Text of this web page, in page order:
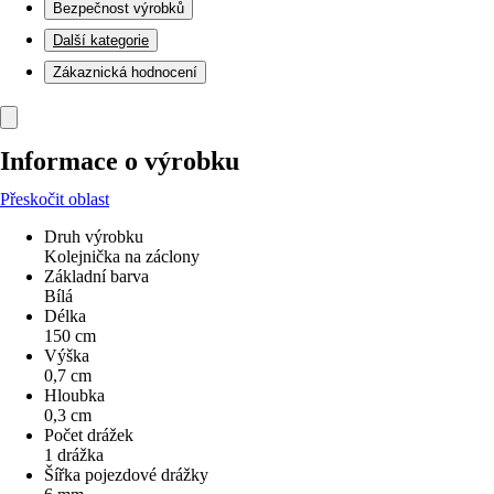
Bezpečnost výrobků
Další kategorie
Zákaznická hodnocení
Informace o výrobku
Přeskočit oblast
Druh výrobku
Kolejnička na záclony
Základní barva
Bílá
Délka
150 cm
Výška
0,7 cm
Hloubka
0,3 cm
Počet drážek
1 drážka
Šířka pojezdové drážky